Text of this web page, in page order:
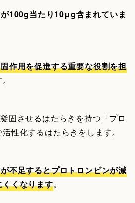
100g当たり10μg含まれていま
作用を促進する重要な役割を担
固させるはたらきを持つ「プロ
性化するはたらきをします。
不足するとプロトロンビンが減
くなります。